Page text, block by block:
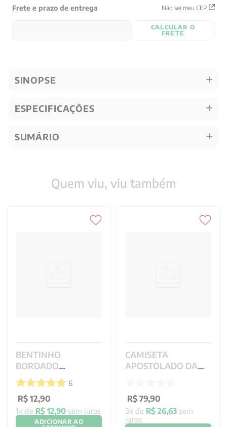
Frete e prazo de entrega Não sei meu CEP
CALCULAR O
FRETE
SINOPSE
ESPECIFICAÇÕES
SUMÁRIO
Quem viu, viu também
BENTINHO
BORDADO
INDUSTRIAL 08 X 05
CM
6
R$ 12,90
1x de R$ 12,90 sem juros
ADICIONAR AO
CAMISETA
APOSTOLADO DA
R$ 79,90
3x de R$ 26,63 sem
juros